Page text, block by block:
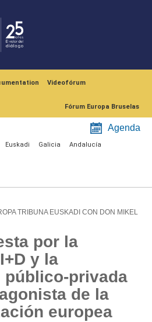
Videofórum
Fórum Europa Bruselas
Agenda
Euskadi Galicia Andalucía
TRIBUNA EUSKADI CON DON MIKEL
por la
y la
privada
de la
europea